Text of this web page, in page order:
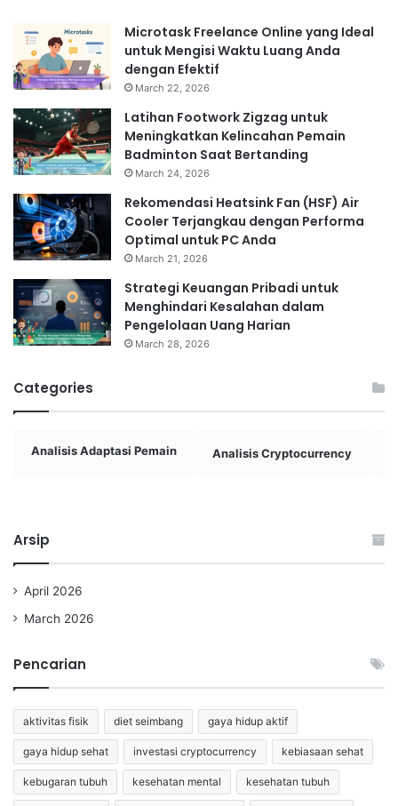
Microtask Freelance Online yang Ideal
untuk Mengisi Waktu Luang Anda
dengan Efektif
March 22, 2026
Latihan Footwork Zigzag untuk
Meningkatkan Kelincahan Pemain
Badminton Saat Bertanding
March 24, 2026
Rekomendasi Heatsink Fan (HSF) Air
Cooler Terjangkau dengan Performa
Optimal untuk PC Anda
March 21, 2026
Strategi Keuangan Pribadi untuk
Menghindari Kesalahan dalam
Pengelolaan Uang Harian
March 28, 2026
Categories
Analisis Adaptasi Pemain Analisis Cryptocurrency
Arsip
April 2026
March 2026
Pencarian
aktivitas fisik diet seimbang gaya hidup aktif
gaya hidup sehat investasi cryptocurrency kebiasaan sehat
kebugaran tubuh kesehatan mental kesehatan tubuh